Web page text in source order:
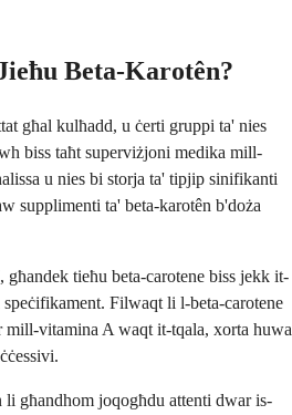
Beta-Karotên?
għal kulħadd, u ċerti gruppi ta' nies
biss taħt superviżjoni medika mill-
u nies bi storja ta' tipjip sinifikanti
supplimenti ta' beta-karotên b'doża
tieħu beta-carotene biss jekk it-
Filwaqt li l-beta-carotene
mill-vitamina A waqt it-tqala, xorta huwa
għandhom joqogħdu attenti dwar is-